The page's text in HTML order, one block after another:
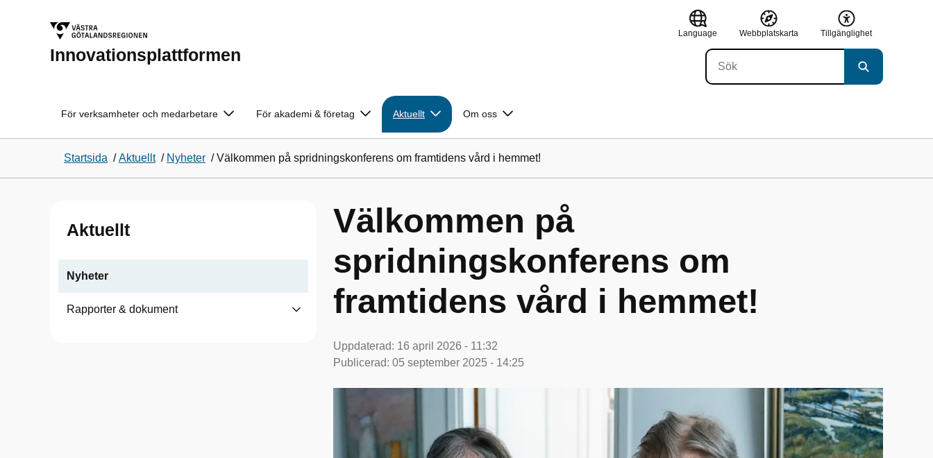
Innovationsplattformen
Language Webbplatskarta Tillgänglighet
För verksamheter och medarbetare För akademi & företag Aktuellt Om oss
Startsida /Aktuellt / Nyheter /Välkommen på spridningskonferens om framtidens vård i hemmet!
Aktuellt
Nyheter
Rapporter & dokument
Välkommen på
spridningskonferens om
framtidens vård i hemmet!
Uppdaterad: 16 april 2026 - 11:32
Publicerad: 05 september 2025 - 14:25